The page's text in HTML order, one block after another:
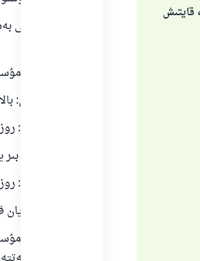
قايتىش
تۆۋەندىكى
بىرىنچى:
ئىككىنچى:
ئۈچىنچى:
تۆتىنچى: بىر
بەشىنچى:
يۇقىردا
بىرىنچى: